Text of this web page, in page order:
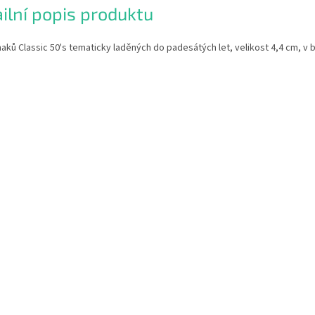
popis produktu
Classic 50's tematicky laděných do padesátých let, velikost 4,4 cm, v